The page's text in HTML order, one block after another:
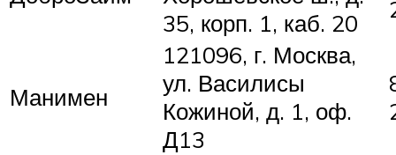
35, корп. 1, каб. 20
Манимен
121096, г. Москва,
ул. Василисы
Кожиной, д. 1, оф.
Д13